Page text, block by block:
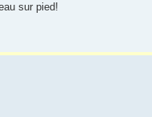
sur pied!